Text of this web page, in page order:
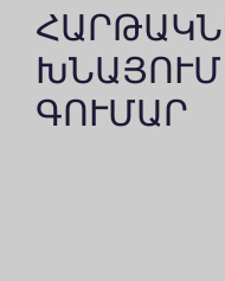
ԽՆԱՅՈՒՄ
ՈՒՄԱՐ